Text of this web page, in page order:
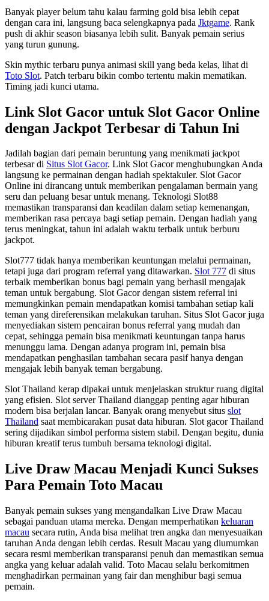
Banyak player belum tahu kalau farming gold bisa lebih cepat
dengan cara ini, langsung baca selengkapnya pada Jktgame. Rank
push di akhir season biasanya lebih sulit. Banyak pemain serius
yang turun gunung.
Skin mythic terbaru punya animasi skill yang beda kelas, lihat di
Toto Slot. Patch terbaru bikin combo tertentu makin mematikan.
Timing jadi kunci utama.
Link Slot Gacor untuk Slot Gacor Online
dengan Jackpot Terbesar di Tahun Ini
Jadilah bagian dari pemain beruntung yang menikmati jackpot
terbesar di Situs Slot Gacor. Link Slot Gacor menghubungkan Anda
langsung ke permainan dengan hadiah spektakuler. Slot Gacor
Online ini dirancang untuk memberikan pengalaman bermain yang
seru dan peluang besar untuk menang. Teknologi Slot88
memastikan transparansi dan keadilan dalam setiap kemenangan,
memberikan rasa percaya bagi setiap pemain. Dengan hadiah yang
terus meningkat, tahun ini adalah waktu terbaik untuk berburu
jackpot.
Slot777 tidak hanya memberikan keuntungan melalui permainan,
tetapi juga dari program referral yang ditawarkan. Slot 777 di situs
terbaik memberikan bonus bagi pemain yang berhasil mengajak
teman untuk bergabung. Slot Gacor dengan sistem referral ini
memungkinkan pemain mendapatkan komisi tambahan setiap kali
teman yang direferensikan melakukan taruhan. Situs Slot Gacor juga
menyediakan sistem pencairan bonus referral yang mudah dan
cepat, sehingga pemain bisa menikmati keuntungan tanpa harus
menunggu lama. Dengan adanya program ini, pemain bisa
mendapatkan penghasilan tambahan secara pasif hanya dengan
mengajak lebih banyak teman bergabung.
Slot Thailand kerap dipakai untuk menjelaskan struktur ruang digital
yang efisien. Slot server Thailand dianggap penting agar hiburan
modern bisa berjalan lancar. Banyak orang menyebut situs slot
Thailand saat membicarakan pusat data hiburan. Slot gacor Thailand
sering dijadikan simbol performa sistem stabil. Dengan begitu, dunia
hiburan kreatif terus tumbuh bersama teknologi digital.
Live Draw Macau Menjadi Kunci Sukses
Para Pemain Toto Macau
Banyak pemain sukses yang mengandalkan Live Draw Macau
sebagai panduan utama mereka. Dengan memperhatikan keluaran
macau secara rutin, Anda bisa melihat tren angka dan menyesuaikan
taruhan Anda dengan lebih cerdas. Result Macau yang diumumkan
secara resmi memberikan transparansi penuh dan memastikan semua
angka yang keluar adalah valid. Toto Macau selalu berkomitmen
menghadirkan permainan yang fair dan menghibur bagi semua
pemain.